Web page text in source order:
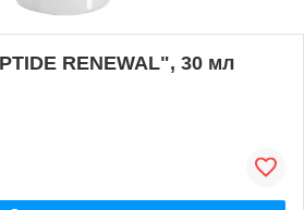
RENEWAL", 30 мл